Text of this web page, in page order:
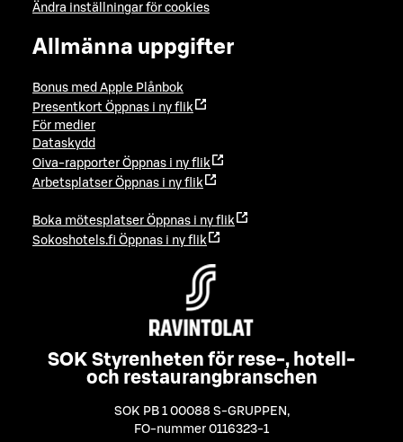
Ändra inställningar för cookies
Allmänna uppgifter
Bonus med Apple Plånbok
Presentkort Öppnas i ny flik
För medier
Dataskydd
Oiva-rapporter Öppnas i ny flik
Arbetsplatser Öppnas i ny flik
Boka mötesplatser Öppnas i ny flik
Sokoshotels.fi Öppnas i ny flik
SOK Styrenheten för rese-, hotell-
och restaurangbranschen
SOK PB 1 00088 S-GRUPPEN ,
FO-nummer 0116323-1